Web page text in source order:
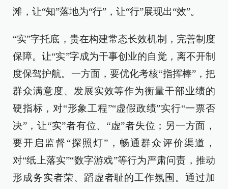
滩，让“知”落地为“行”，让“行”展现出“效”。
“实”字托底，贵在构建常态长效机制，完善制度
保障。让“实”字成为干事创业的自觉，离不开制
度保驾护航。一方面，要优化考核“指挥棒”，把
群众满意度、发展实效等作为衡量干部业绩的
硬指标，对“形象工程”“虚假政绩”实行“一票否
决”，让“实”者有位、“虚”者失位；另一方面，
要开启监督“探照灯”，畅通群众评价渠道，
对“纸上落实”“数字游戏”等行为严肃问责，推动
形成务实者荣、蹈虚者耻的工作氛围。通过加